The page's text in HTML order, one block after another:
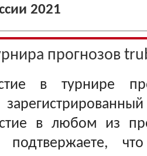
2021
прогнозов
в турнире
в любом из
подтвержаете,